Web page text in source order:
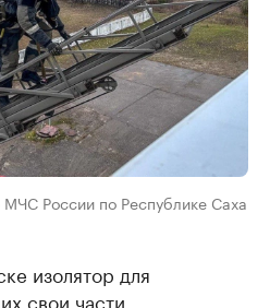
России по Республике Саха
изолятор для
свои части